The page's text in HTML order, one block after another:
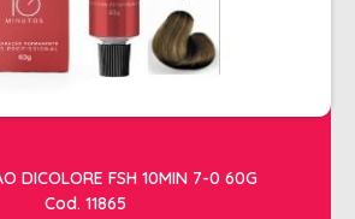
DICOLORE FSH 10MIN 7-0 60G
Cod. 11865